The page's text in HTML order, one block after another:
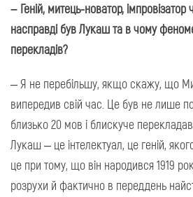
– Геній, митець-новатор,
насправді був Лукаш та в чому
перекладів?
– Я не перебільшу, якщо скажу, що
випередив свій час. Це був не лише
близько 20 мов і блискуче
Лукаш – це інтелектуал, це геній,
це при тому, що він народився 1919
розрухи й фактично в переддень